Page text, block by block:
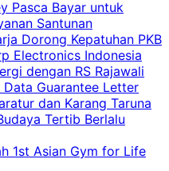
Pasca Bayar untuk
Santunan
Dorong Kepatuhan PKB
Electronics Indonesia
dengan RS Rajawali
Guarantee Letter
dan Karang Taruna
Tertib Berlalu
1st Asian Gym for Life